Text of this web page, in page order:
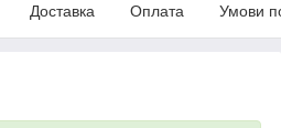
Доставка Оплата Умови